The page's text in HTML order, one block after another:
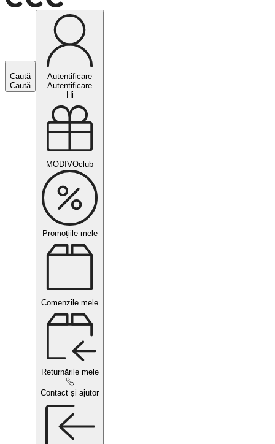
Caută
Caută
Autentificare
Autentificare
Hi
MODIVOclub
Promoțiile mele
Comenzile mele
Returnările mele
Contact și ajutor